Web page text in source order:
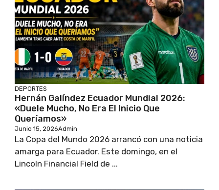
DEPORTES
Hernán Galíndez Ecuador Mundial 2026:
«Duele Mucho, No Era El Inicio Que
Queríamos»
Junio 15, 2026Admin
La Copa del Mundo 2026 arrancó con una noticia
amarga para Ecuador. Este domingo, en el
Lincoln Financial Field de ...